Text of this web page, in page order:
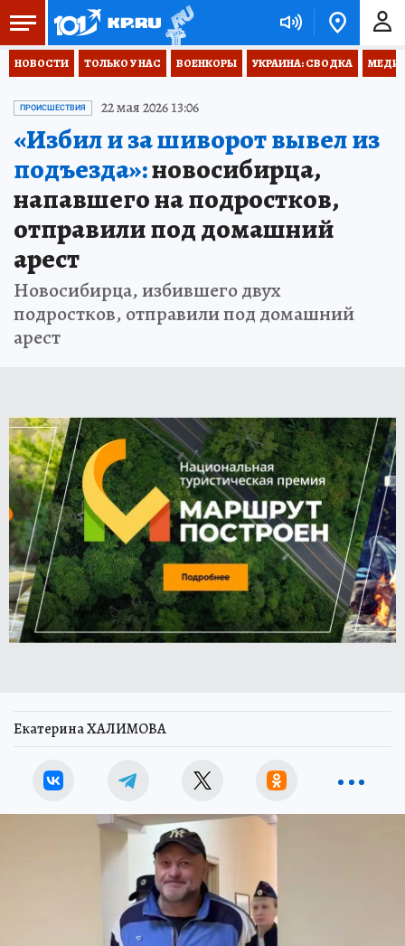
НОВОСТИ ТОЛЬКО У НАС ВОЕНКОРЫ УКРАИНА: СВОДКА
ПРОИСШЕСТВИЯ 22 мая 2026 13:06
«Избил и за шиворот вывел из
подъезда»:новосибирца,
напавшего на подростков,
отправили под домашний
арест
Новосибирца, избившего двух
подростков, отправили под домашний
арест
Екатерина ХАЛИМОВА